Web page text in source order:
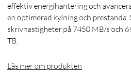
effektiv energihantering och
en optimerad kylning och prestanda.
skrivhastigheter på 7450 MB/s och
TB.
Läs mer om produkten